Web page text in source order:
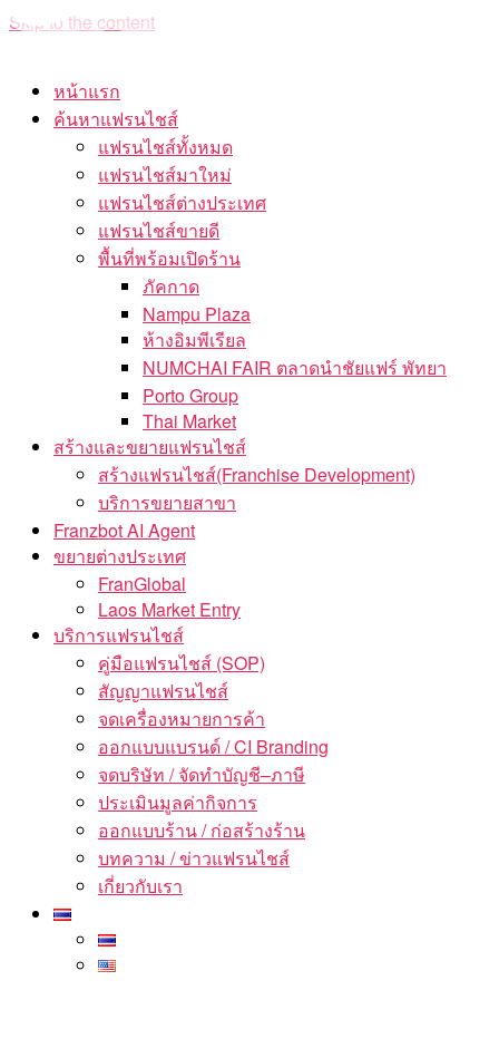
Skip to the content
หน้าแรก
ค้นหาแฟรนไชส์
แฟรนไชส์ทั้งหมด
แฟรนไชส์มาใหม่
แฟรนไชส์ต่างประเทศ
แฟรนไชส์ขายดี
พื้นที่พร้อมเปิดร้าน
ภัคกาด
Nampu Plaza
ห้างอิมพีเรียล
NUMCHAI FAIR ตลาดนำชัยแฟร์ พัทยา
Porto Group
Thai Market
สร้างและขยายแฟรนไชส์
สร้างแฟรนไชส์(Franchise Development)
บริการขยายสาขา
Franzbot AI Agent
ขยายต่างประเทศ
FranGlobal
Laos Market Entry
บริการแฟรนไชส์
คู่มือแฟรนไชส์ (SOP)
สัญญาแฟรนไชส์
จดเครื่องหมายการค้า
ออกแบบแบรนด์ / CI Branding
จดบริษัท / จัดทำบัญชี–ภาษี
ประเมินมูลค่ากิจการ
ออกแบบร้าน / ก่อสร้างร้าน
บทความ / ข่าวแฟรนไชส์
เกี่ยวกับเรา